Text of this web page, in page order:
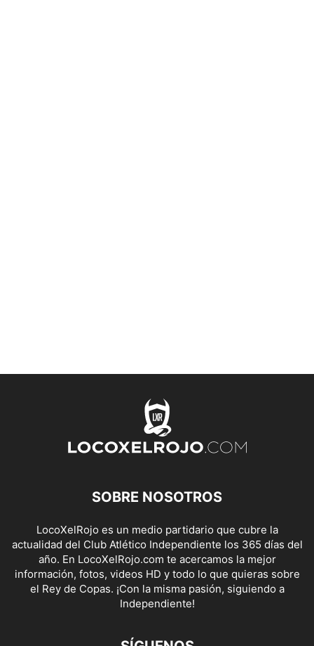
SOBRE NOSOTROS
LocoXelRojo es un medio partidario que cubre la
actualidad del Club Atlético Independiente los 365 días del
año. En LocoXelRojo.com te acercamos la mejor
información, fotos, videos HD y todo lo que quieras sobre
el Rey de Copas. ¡Con la misma pasión, siguiendo a
Independiente!